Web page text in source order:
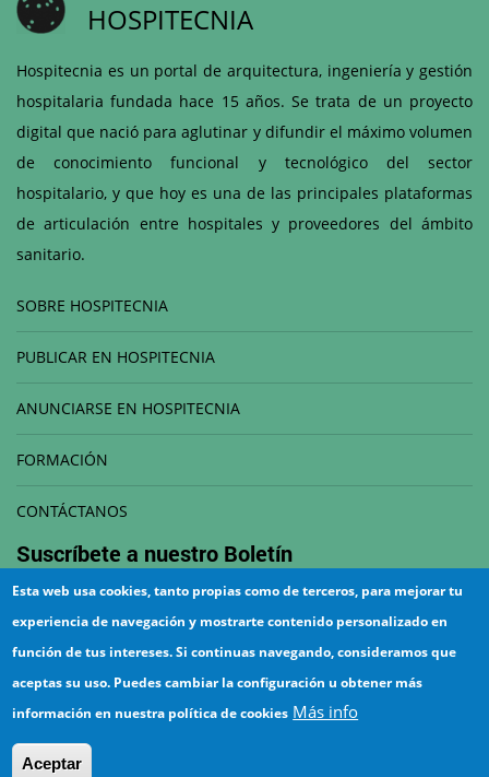
HOSPITECNIA
Hospitecnia es un portal de arquitectura, ingeniería y gestión
hospitalaria fundada hace 15 años. Se trata de un proyecto
digital que nació para aglutinar y difundir el máximo volumen
de conocimiento funcional y tecnológico del sector
hospitalario, y que hoy es una de las principales plataformas
de articulación entre hospitales y proveedores del ámbito
sanitario.
SOBRE HOSPITECNIA
PUBLICAR EN HOSPITECNIA
ANUNCIARSE EN HOSPITECNIA
FORMACIÓN
CONTÁCTANOS
Suscríbete a nuestro Boletín
¡Suscríbete!
Esta web usa cookies, tanto propias como de terceros, para mejorar tu
experiencia de navegación y mostrarte contenido personalizado en
función de tus intereses. Si continuas navegando, consideramos que
aceptas su uso. Puedes cambiar la configuración u obtener más
información en nuestra política de cookies Más info
Aceptar